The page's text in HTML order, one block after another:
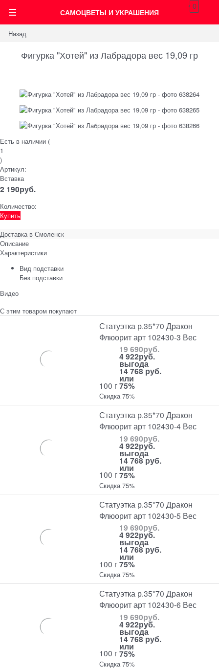
САМОЦВЕТЫ И УКРАШЕНИЯ
0
Назад
Фигурка "Хотей" из Лабрадора вес 19,09 гр
Есть в наличии (
1
)
Артикул:
Вставка
2 190руб.
Количество:
Купить
Доставка в Смоленск
Описание
Характеристики
Вид подставки
Без подставки
Видео
С этим товаром покупают
Статуэтка р.35*70 Дракон
Флюорит арт 102430-3 Вес
100 г
19 690руб.
4 922руб.
выгода
14 768 руб.
или
75%
Скидка 75%
Статуэтка р.35*70 Дракон
Флюорит арт 102430-4 Вес
100 г
19 690руб.
4 922руб.
выгода
14 768 руб.
или
75%
Скидка 75%
Статуэтка р.35*70 Дракон
Флюорит арт 102430-5 Вес
100 г
19 690руб.
4 922руб.
выгода
14 768 руб.
или
75%
Скидка 75%
Статуэтка р.35*70 Дракон
Флюорит арт 102430-6 Вес
100 г
19 690руб.
4 922руб.
выгода
14 768 руб.
или
75%
Скидка 75%